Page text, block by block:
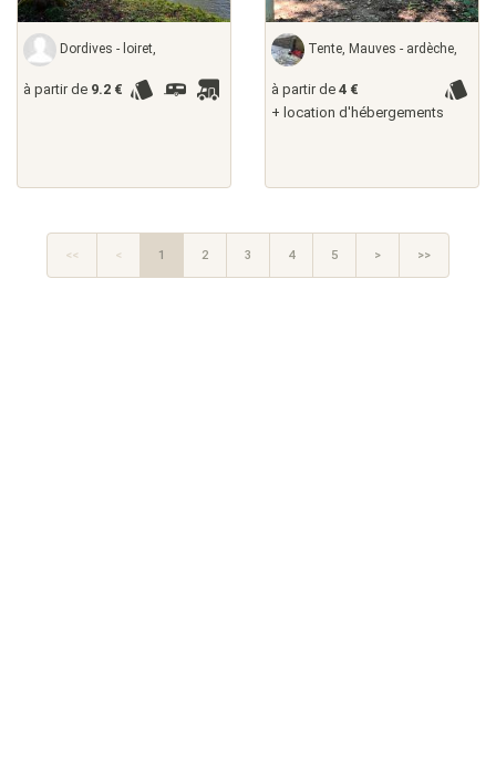
Dordives - loiret,
à partir de 9.2 €
Tente, Mauves - ardèche,
à partir de 4 €
+ location d'hébergements
<< < 1 2 3 4 5 > >>